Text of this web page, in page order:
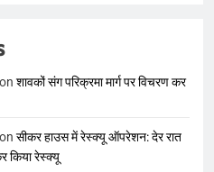
शावकों संग परिक्रमा मार्ग पर विचरण कर
सीकर हाउस में रेस्क्यू ऑपरेशन: देर रात
किया रेस्क्यू